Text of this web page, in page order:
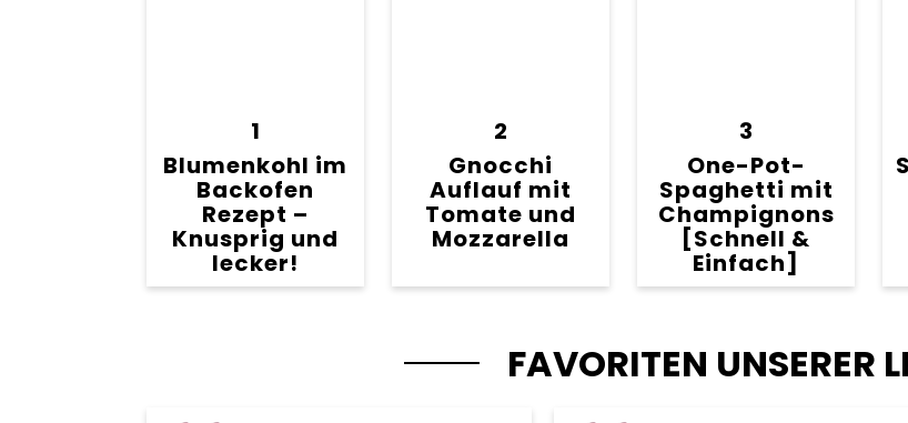
Blumenkohl im
Backofen
Rezept –
Knusprig und
lecker!
1
Gnocchi
Auflauf mit
Tomate und
Mozzarella
2
One-Pot-
Spaghetti mit
Champignons
[Schnell &
Einfach]
3
FAVORITEN UNSERER